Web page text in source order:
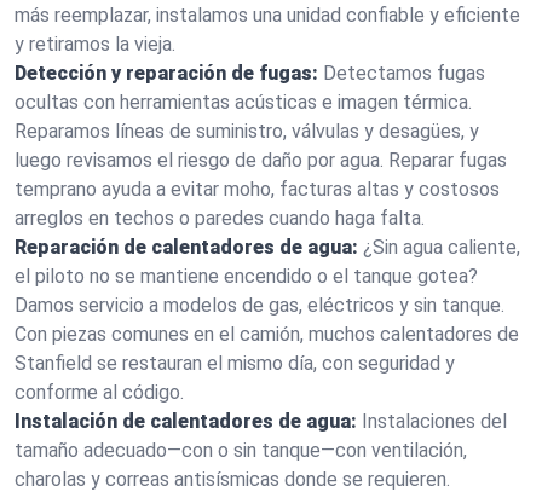
más reemplazar, instalamos una unidad confiable y eficiente
y retiramos la vieja.
Detección y reparación de fugas: Detectamos fugas
ocultas con herramientas acústicas e imagen térmica.
Reparamos líneas de suministro, válvulas y desagües, y
luego revisamos el riesgo de daño por agua. Reparar fugas
temprano ayuda a evitar moho, facturas altas y costosos
arreglos en techos o paredes cuando haga falta.
Reparación de calentadores de agua: ¿Sin agua caliente,
el piloto no se mantiene encendido o el tanque gotea?
Damos servicio a modelos de gas, eléctricos y sin tanque.
Con piezas comunes en el camión, muchos calentadores de
Stanfield se restauran el mismo día, con seguridad y
conforme al código.
Instalación de calentadores de agua: Instalaciones del
tamaño adecuado—con o sin tanque—con ventilación,
charolas y correas antisísmicas donde se requieren.